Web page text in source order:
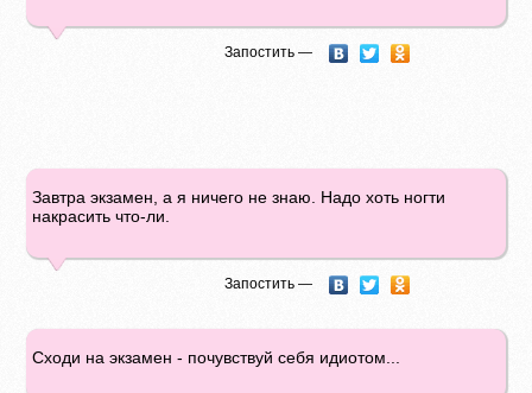
Запостить —
Завтра экзамен, а я ничего не знаю. Надо хоть ногти
накрасить что-ли.
Запостить —
Сходи на экзамен - почувствуй себя идиотом...